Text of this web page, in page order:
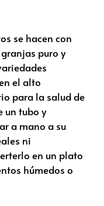
se hacen con
puro y
el alto
para la salud de
un tubo y
a mano a su
ni
en un plato
húmedos o